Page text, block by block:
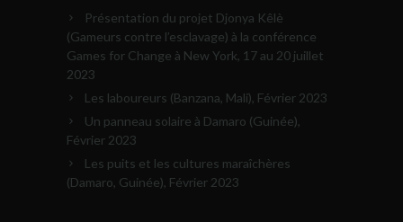
Présentation du projet Djonya Kêlè
(Gameurs contre l’esclavage) à la conférence
Games for Change à New York, 17 au 20 juillet
2023
Les laboureurs (Banzana, Mali), Février 2023
Un panneau solaire à Damaro (Guinée),
Février 2023
Les puits et les cultures maraîchères
(Damaro, Guinée), Février 2023